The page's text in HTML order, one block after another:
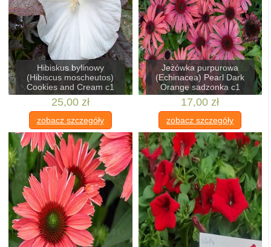
Hibiskus bylinowy
(Hibiscus moscheutos)
Cookies and Cream c1
25,00 zł
zobacz szczegóły
Jeżówka purpurowa
(Echinacea) Pearl Dark
Orange sadzonka c1
17,00 zł
zobacz szczegóły